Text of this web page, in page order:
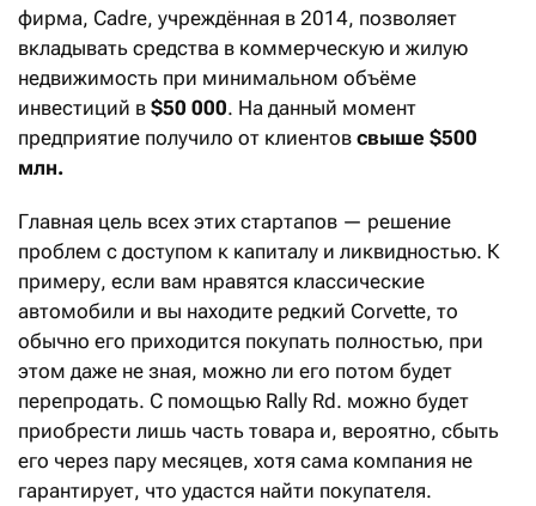
фирма, Cadre, учреждённая в 2014, позволяет
вкладывать средства в коммерческую и жилую
недвижимость при минимальном объёме
инвестиций в $50 000. На данный момент
предприятие получило от клиентов свыше $500
млн.
Главная цель всех этих стартапов — решение
проблем с доступом к капиталу и ликвидностью. К
примеру, если вам нравятся классические
автомобили и вы находите редкий Corvette, то
обычно его приходится покупать полностью, при
этом даже не зная, можно ли его потом будет
перепродать. С помощью Rally Rd. можно будет
приобрести лишь часть товара и, вероятно, сбыть
его через пару месяцев, хотя сама компания не
гарантирует, что удастся найти покупателя.